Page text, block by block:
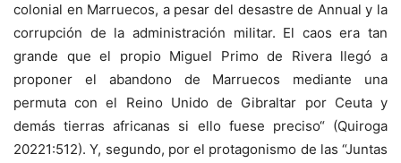
colonial en Marruecos, a pesar del desastre de Annual y la
corrupción de la administración militar. El caos era tan
grande que el propio Miguel Primo de Rivera llegó a
proponer el abandono de Marruecos mediante una
permuta con el Reino Unido de Gibraltar por Ceuta y
demás tierras africanas si ello fuese preciso“ (Quiroga
20221:512). Y, segundo, por el protagonismo de las “Juntas